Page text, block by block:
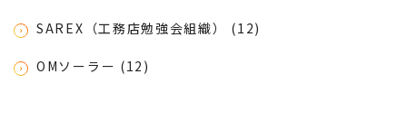
SAREX（工務店勉強会組織） (12)
OMソーラー (12)